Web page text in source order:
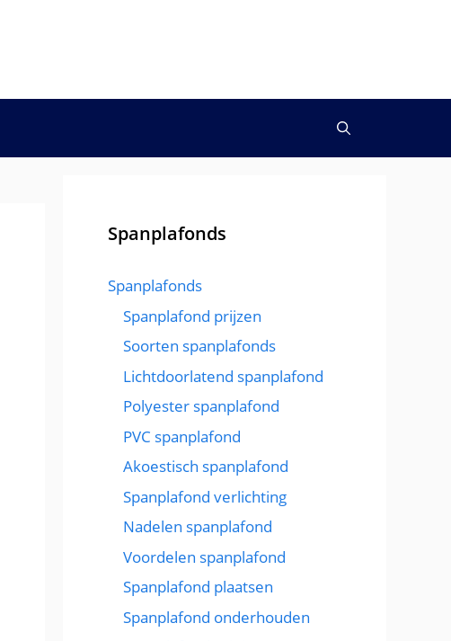
Spanplafonds
Spanplafonds
Spanplafond prijzen
Soorten spanplafonds
Lichtdoorlatend spanplafond
Polyester spanplafond
PVC spanplafond
Akoestisch spanplafond
Spanplafond verlichting
Nadelen spanplafond
Voordelen spanplafond
Spanplafond plaatsen
Spanplafond onderhouden